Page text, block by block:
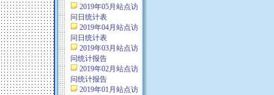
2019年05月站点访
问日统计表
2019年04月站点访
问日统计表
2019年03月站点访
问统计报告
2019年02月站点访
问统计报告
2019年01月站点访